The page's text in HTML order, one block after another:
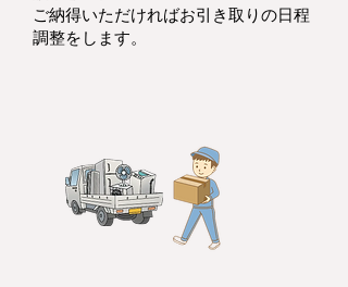
ご納得いただければお引き取りの日程
調整をします。